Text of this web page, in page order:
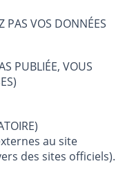
PAS VOS DONNÉES
PUBLIÉE, VOUS
(OBLIGATOIRE)
au site
des sites officiels).